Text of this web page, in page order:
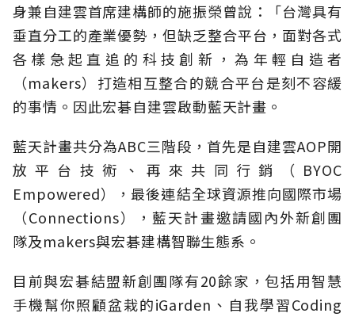
身兼自建雲首席建構師的施振榮曾說：「台灣具有
垂直分工的產業優勢，但缺乏整合平台，面對各式
各樣急起直追的科技創新，為年輕自造者
（makers）打造相互整合的競合平台是刻不容緩
的事情。因此宏碁自建雲啟動藍天計畫。
藍天計畫共分為ABC三階段，首先是自建雲AOP開
放平台技術、再來共同行銷（BYOC
Empowered），最後連結全球資源推向國際市場
（Connections），藍天計畫邀請國內外新創團
隊及makers與宏碁建構智聯生態系。
目前與宏碁結盟新創團隊有20餘家，包括用智慧
手機幫你照顧盆栽的iGarden、自我學習Coding